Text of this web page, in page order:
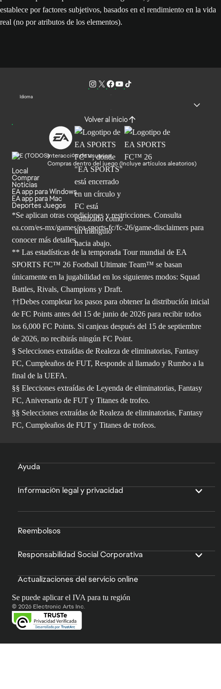
establece por factores subjetivos, basados en el rendimiento en la vida
real (no por atributos de los elementos).
Idioma
Volver al inicio
Interacción de usuarios
Compras dentro del juego (Incluye artículos aleatorios)
Local
Comprar
Noticias
EA app para Windows
EA app para Mac
Deportes Juegos
*Se aplican otras condiciones y restricciones. Consulta
ea.com/es-mx/games/ea-sports-fc/fc-26/game-disclaimers para
conocer más detalles.
** Las estadísticas de la temporada Tour mundial de EA
SPORTS FC™ 26 Football Ultimate Team™ se basan
únicamente en la jugabilidad en los siguientes modos: Squad
Battles, Rivals, Champions y Draft.
††Debes completar los pasos para obtener la distribución inicial
de FC Points antes del 15 de junio de 2026 para recibir todos
los 6,000 FC Points. Si canjeas después del 15 de septiembre
de 2026, no recibirás ningún FC Point.
§ Selecciones extraídas de Realeza de eliminatorias, Fantasy
FC, Cumpleaños de FUT, Responde al llamado y Rumbo a la
final de la UEFA.
§§ Elecciones extraídas de Leyenda de eliminatorias, Fantasy
FC, Aniversario de FUT y Titanes de trofeo.
§§ Selecciones extraídas de Realeza de eliminatorias, Fantasy
FC, Cumpleaños de FUT y Titanes de trofeos.
Ayuda
Información legal y privacidad
Reembolsos
Responsabilidad Social Corporativa
Actualizaciones del servicio online
Se puede aplicar el IVA para tu región
© 2026 Electronic Arts Inc.